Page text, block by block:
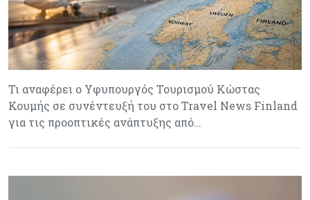
Τι αναφέρει ο Υφυπουργός Τουρισμού Κώστας
Κουμής σε συνέντευξή του στο Travel News Finland
για τις προοπτικές ανάπτυξης από…